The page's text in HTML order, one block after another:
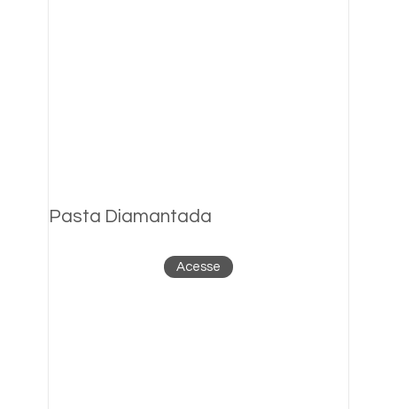
Pasta Diamantada
Acesse